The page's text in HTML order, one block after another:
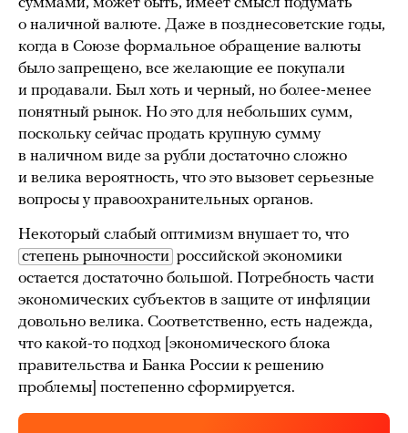
о наличной валюте. Даже в позднесоветские годы,
когда в Союзе формальное обращение валюты
было запрещено, все желающие ее покупали
и продавали. Был хоть и черный, но более-менее
понятный рынок. Но это для небольших сумм,
поскольку сейчас продать крупную сумму
в наличном виде за рубли достаточно сложно
и велика вероятность, что это вызовет серьезные
вопросы у правоохранительных органов.
Некоторый слабый оптимизм внушает то, что
степень рыночности российской экономики
остается достаточно большой. Потребность части
экономических субъектов в защите от инфляции
довольно велика. Соответственно, есть надежда,
что какой-то подход [экономического блока
правительства и Банка России к решению
проблемы] постепенно сформируется.